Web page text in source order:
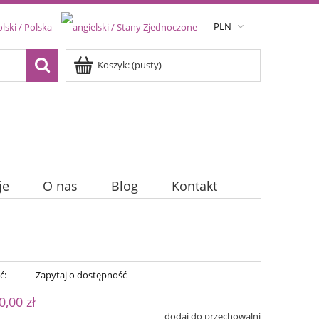
PLN
Koszyk:(pusty)
O nas Blog Kontakt
Zapytaj o dostępność
zł
dodaj do przechowalni